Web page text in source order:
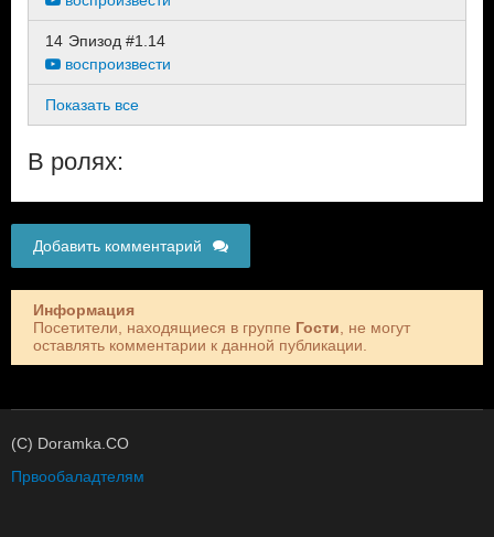
14 Эпизод #1.14
воспроизвести
Показать все
В ролях:
Добавить комментарий
Информация
Посетители, находящиеся в группе Гости , не могут
оставлять комментарии к данной публикации.
(C) Doramka.CO
Првообаладтелям